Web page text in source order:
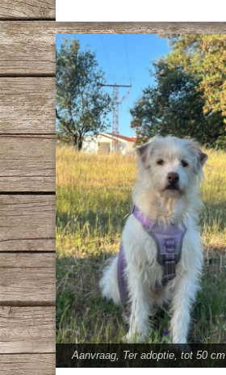
Aanvraag, Ter adoptie, tot 50 cm